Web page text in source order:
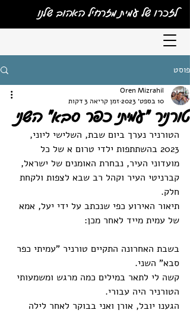
לזכרו של עמית מזרחיל האהוב שלנו
פוסט
טורניר "עמיתי כפר סבא" השני
Oren Mizrahil
10 בספט׳ 2023
זמן קריאה 3 דקות
הטורניר נערך ביום שבת, השלישי ליוני,
2023 בהשתתפות ילדי טרום א של כל
מועדוני העיר, נבחרת האומנים של ישראל,
קברניטי העיר וקהל רב שבא לצפות ולקחת
חלק.
תיאור האירוע כפי שנכתב על ידי יעל, אמא
של עמית מייד לאחר מכן:
בשבת האחרונה התקיים טורניר "עמיתי כפר
סבא" השני.
קשה לי לתאר במילים כמה מרגש ומשמעותי
הטורניר היה עבורי.
הגענו יובל, אורן ואני בבוקר לאחר לילה